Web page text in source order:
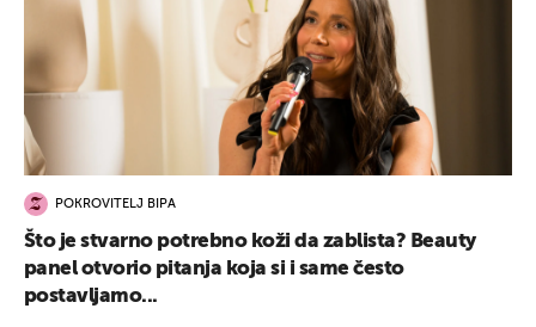
POKROVITELJ BIPA
Što je stvarno potrebno koži da zablista? Beauty
panel otvorio pitanja koja si i same često
postavljamo...